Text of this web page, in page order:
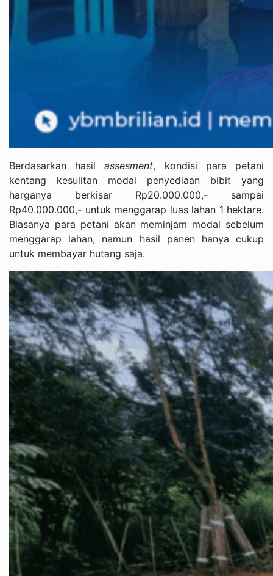
Berdasarkan hasilassesment, kondisi para petani
kentang kesulitan modal penyediaan bibit yang
harganya berkisar Rp20.000.000,- sampai
Rp40.000.000,- untuk menggarap luas lahan 1 hektare.
Biasanya para petani akan meminjam modal sebelum
menggarap lahan, namun hasil panen hanya cukup
untuk membayar hutang saja.